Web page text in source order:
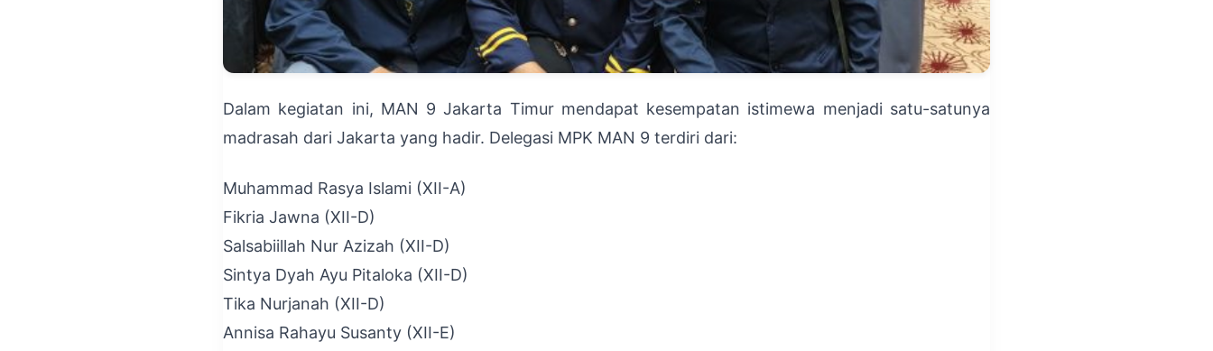
Dalam kegiatan ini, MAN 9 Jakarta Timur mendapat kesempatan istimewa menjadi satu-satunya
madrasah dari Jakarta yang hadir. Delegasi MPK MAN 9 terdiri dari:
Muhammad Rasya Islami (XII-A)
Fikria Jawna (XII-D)
Salsabiillah Nur Azizah (XII-D)
Sintya Dyah Ayu Pitaloka (XII-D)
Tika Nurjanah (XII-D)
Annisa Rahayu Susanty (XII-E)